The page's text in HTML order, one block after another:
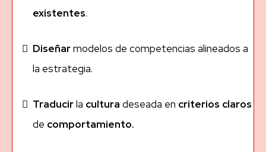
existentes.
Diseñarmodelos de competencias alineados a
la estrategia.
Traducirla cultura deseada en criterios claros
de comportamiento.